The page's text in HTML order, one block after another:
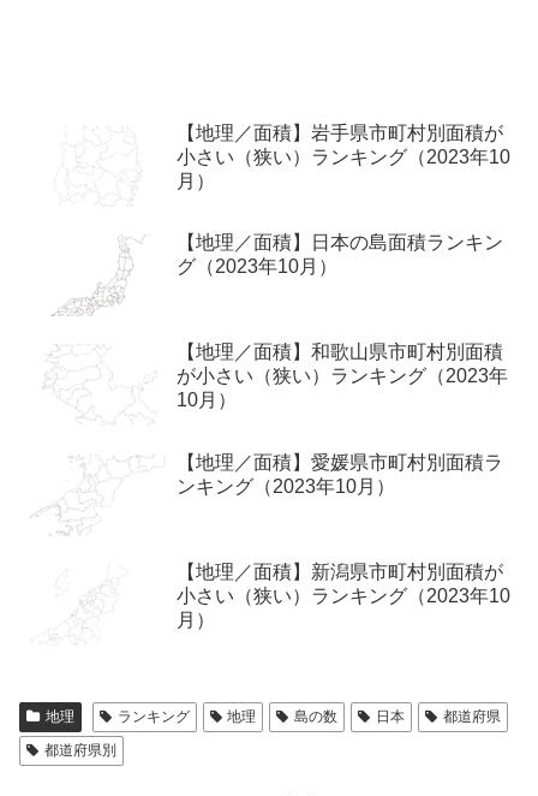
【地理／面積】岩手県市町村別面積が
小さい（狭い）ランキング（2023年10
月）
【地理／面積】日本の島面積ランキン
グ（2023年10月）
【地理／面積】和歌山県市町村別面積
が小さい（狭い）ランキング（2023年
10月）
【地理／面積】愛媛県市町村別面積ラ
ンキング（2023年10月）
【地理／面積】新潟県市町村別面積が
小さい（狭い）ランキング（2023年10
月）
地理 ランキング 地理 島の数 日本
都道府県
都道府県別